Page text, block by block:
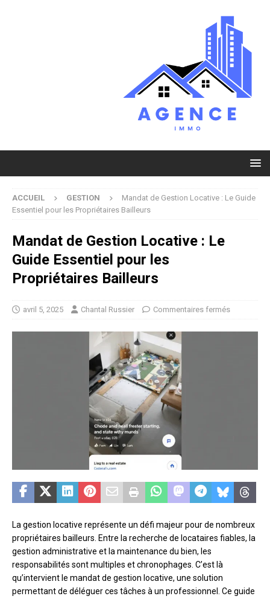
ACCUEIL GESTION
Mandat de Gestion Locative : Le Guide
Essentiel pour les Propriétaires Bailleurs
Mandat de Gestion Locative : Le
Guide Essentiel pour les
Propriétaires Bailleurs
avril 5, 2025 Chantal Russier Commentaires fermés
La gestion locative représente un défi majeur pour de nombreux
propriétaires bailleurs. Entre la recherche de locataires fiables, la
gestion administrative et la maintenance du bien, les
responsabilités sont multiples et chronophages. C’est là
qu’intervient le mandat de gestion locative, une solution
permettant de déléguer ces tâches à un professionnel. Ce guide